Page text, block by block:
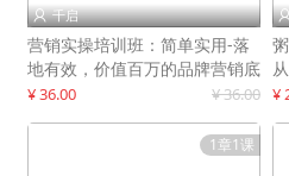
 千启
营销实操培训班：简单实用-落
地有效，价值百万的品牌营销底
层逻辑
¥ 36.00 ¥ 36.00 ¥
1章1课